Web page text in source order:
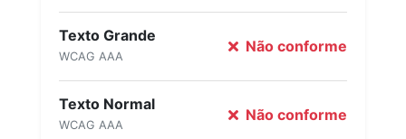
Texto Grande
WCAG AAA
Não conforme
Texto Normal
WCAG AAA
Não conforme